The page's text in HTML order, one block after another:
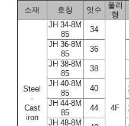
소재
호칭 잇수
풀리
형
Steel
·
Cast
iron
JH 34-8M
85
34
4F
JH 36-8M
85
36
JH 38-8M
85
38
JH 40-8M
85
40
JH 44-8M
85
44
JH 48-8M